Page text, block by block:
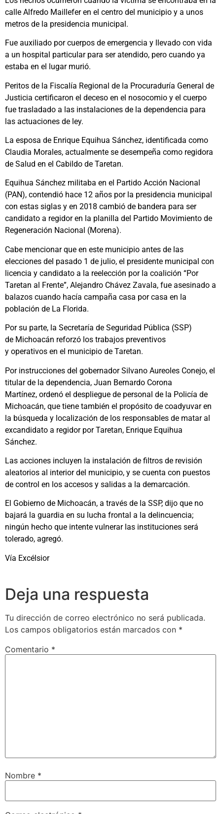
calle Alfredo Maillefer en el centro del municipio y a unos
metros de la presidencia municipal.
Fue auxiliado por cuerpos de emergencia y llevado con vida
a un hospital particular para ser atendido, pero cuando ya
estaba en el lugar murió.
Peritos de la Fiscalía Regional de la Procuraduría General de
Justicia certificaron el deceso en el nosocomio y el cuerpo
fue trasladado a las instalaciones de la dependencia para
las actuaciones de ley.
La esposa de Enrique Equihua Sánchez, identificada como
Claudia Morales, actualmente se desempeña como regidora
de Salud en el Cabildo de Taretan.
Equihua Sánchez militaba en el Partido Acción Nacional
(PAN), contendió hace 12 años por la presidencia municipal
con estas siglas y en 2018 cambió de bandera para ser
candidato a regidor en la planilla del Partido Movimiento de
Regeneración Nacional (Morena).
Cabe mencionar que en este municipio antes de las
elecciones del pasado 1 de julio, el presidente municipal con
licencia y candidato a la reelección por la coalición “Por
Taretan al Frente”, Alejandro Chávez Zavala, fue asesinado a
balazos cuando hacía campaña casa por casa en la
población de La Florida.
Por su parte, la Secretaría de Seguridad Pública (SSP)
de Michoacán reforzó los trabajos preventivos
y operativos en el municipio de Taretan.
Por instrucciones del gobernador Silvano Aureoles Conejo, el
titular de la dependencia, Juan Bernardo Corona
Martínez, ordenó el despliegue de personal de la Policía de
Michoacán, que tiene también el propósito de coadyuvar en
la búsqueda y localización de los responsables de matar al
excandidato a regidor por Taretan, Enrique Equihua
Sánchez.
Las acciones incluyen la instalación de filtros de revisión
aleatorios al interior del municipio, y se cuenta con puestos
de control en los accesos y salidas a la demarcación.
El Gobierno de Michoacán, a través de la SSP, dijo que no
bajará la guardia en su lucha frontal a la delincuencia;
ningún hecho que intente vulnerar las instituciones será
tolerado, agregó.
Vía Excélsior
Deja una respuesta
Tu dirección de correo electrónico no será publicada.
Los campos obligatorios están marcados con *
Comentario *
Nombre *